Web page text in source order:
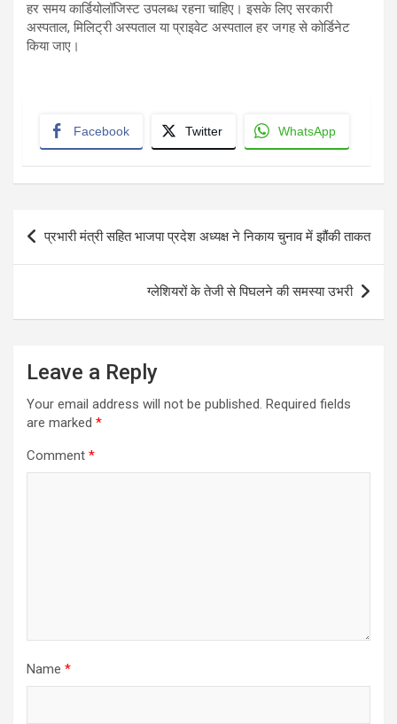
हर समय कार्डियोलॉजिस्ट उपलब्ध रहना चाहिए। इसके लिए सरकारी
अस्पताल, मिलिट्री अस्पताल या प्राइवेट अस्पताल हर जगह से कोर्डिनेट
किया जाए।
Facebook Twitter WhatsApp
Post
navigation
प्रभारी मंत्री सहित भाजपा प्रदेश अध्यक्ष ने निकाय चुनाव में झौंकी ताकत
ग्लेशियरों के तेजी से पिघलने की समस्या उभरी
Leave a Reply
Your email address will not be published. Required fields
are marked *
Comment *
Name *